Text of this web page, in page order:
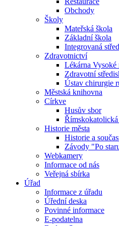
Obchody
Školy
Mateřská škola
Základní škola
Integrovaná
Zdravotnictví
Lékárna Vysoké
Zdravotní
Ústav chirurgie
Městská knihovna
Církve
Husův sbor
Historie města
Historie a
Závody "Po
Webkamery
Informace od nás
Veřejná sbírka
Úřad
Informace z úřadu
Úřední deska
Povinné informace
E-podatelna